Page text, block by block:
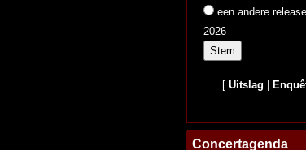
een andere
2026
[Uitslag
Concertagenda